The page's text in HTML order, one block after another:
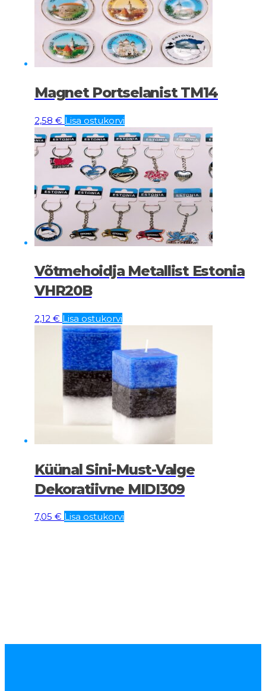
Magnet Portselanist TM14
2,58 € Lisa ostukorvi
Võtmehoidja Metallist Estonia
VHR20B
2,12 € Lisa ostukorvi
Küünal Sini-Must-Valge
Dekoratiivne MIDI309
7,05 € Lisa ostukorvi